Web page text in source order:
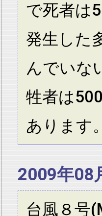
で死者は
発生した
んでいな
牲者は
あります。
2009年08
台風８号